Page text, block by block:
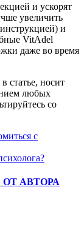
и ускорят
увеличить
и
VitAdel
даже во время
статье, носит
любых
со
с
АВТОРА